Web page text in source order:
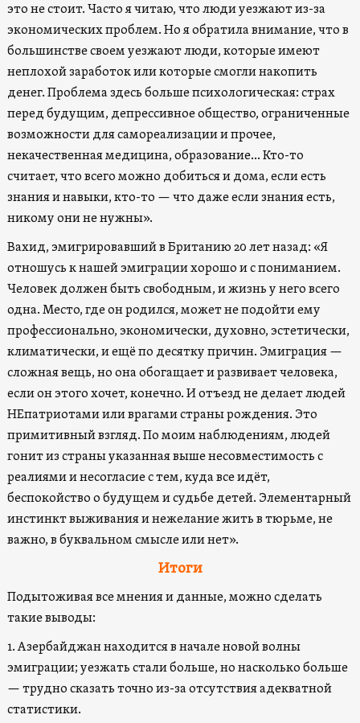
это не стоит. Часто я читаю, что люди уезжают из-за
экономических проблем. Но я обратила внимание, что в
большинстве своем уезжают люди, которые имеют
неплохой заработок или которые смогли накопить
денег. Проблема здесь больше психологическая: страх
перед будущим, депрессивное общество, ограниченные
возможности для самореализации и прочее,
некачественная медицина, образование… Кто-то
считает, что всего можно добиться и дома, если есть
знания и навыки, кто-то — что даже если знания есть,
никому они не нужны».
Вахид, эмигрировавший в Британию 20 лет назад: «Я
отношусь к нашей эмиграции хорошо и с пониманием.
Человек должен быть свободным, и жизнь у него всего
одна. Место, где он родился, может не подойти ему
профессионально, экономически, духовно, эстетически,
климатически, и ещё по десятку причин. Эмиграция —
сложная вещь, но она обогащает и развивает человека,
если он этого хочет, конечно. И отъезд не делает людей
НЕпатриотами или врагами страны рождения. Это
примитивный взгляд. По моим наблюдениям, людей
гонит из страны указанная выше несовместимость с
реалиями и несогласие с тем, куда все идёт,
беспокойство о будущем и судьбе детей. Элементарный
инстинкт выживания и нежелание жить в тюрьме, не
важно, в буквальном смысле или нет».
Итоги
Подытоживая все мнения и данные, можно сделать
такие выводы:
1. Азербайджан находится в начале новой волны
эмиграции; уезжать стали больше, но насколько больше
— трудно сказать точно из-за отсутствия адекватной
статистики.